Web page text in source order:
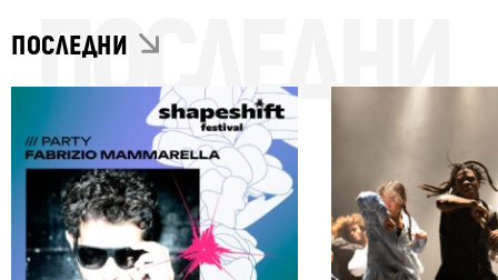
ПОСЛЕДНИ
ПОСЛЕДНИ